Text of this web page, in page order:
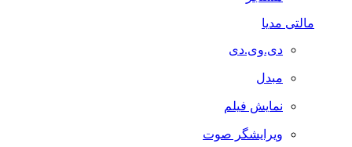
مالتی مدیا
دی.وی.دی
مبدل
نمایش فیلم
ویرایشگر صوت